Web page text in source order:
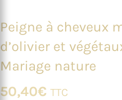
Peigne à cheveux
d’olivier et
Mariage nature
50,40€ TTC